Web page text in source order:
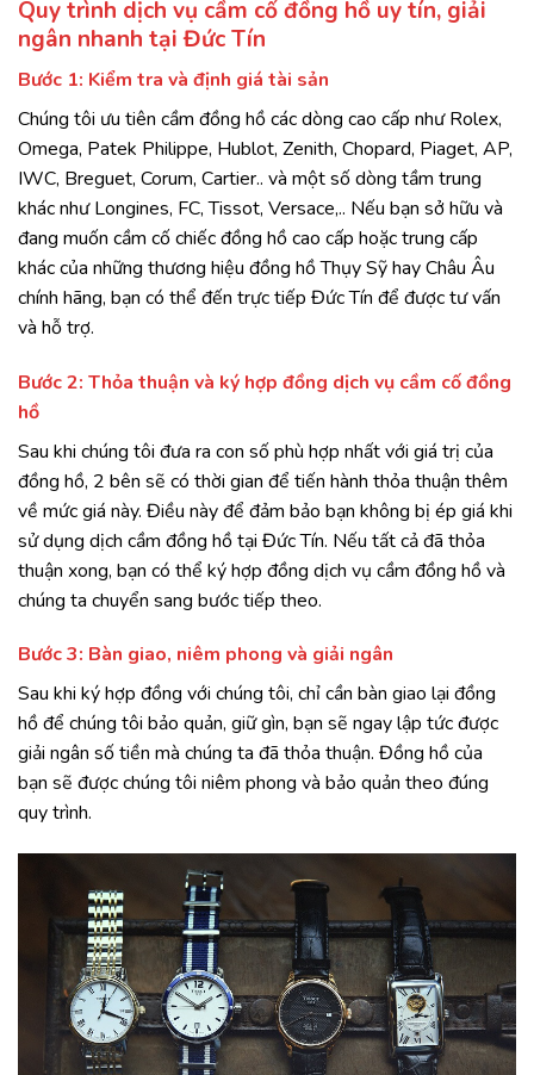
Quy trình dịch vụ cầm cố đồng hồ uy tín, giải
ngân nhanh tại Đức Tín
Bước 1: Kiểm tra và định giá tài sản
Chúng tôi ưu tiên cầm đồng hồ các dòng cao cấp như Rolex,
Omega, Patek Philippe, Hublot, Zenith, Chopard, Piaget, AP,
IWC, Breguet, Corum, Cartier.. và một số dòng tầm trung
khác như Longines, FC, Tissot, Versace,.. Nếu bạn sở hữu và
đang muốn cầm cố chiếc đồng hồ cao cấp hoặc trung cấp
khác của những thương hiệu đồng hồ Thụy Sỹ hay Châu Âu
chính hãng, bạn có thể đến trực tiếp Đức Tín để được tư vấn
và hỗ trợ.
Bước 2: Thỏa thuận và ký hợp đồng dịch vụ cầm cố đồng
hồ
Sau khi chúng tôi đưa ra con số phù hợp nhất với giá trị của
đồng hồ, 2 bên sẽ có thời gian để tiến hành thỏa thuận thêm
về mức giá này. Điều này để đảm bảo bạn không bị ép giá khi
sử dụng dịch cầm đồng hồ tại Đức Tín. Nếu tất cả đã thỏa
thuận xong, bạn có thể ký hợp đồng dịch vụ cầm đồng hồ và
chúng ta chuyển sang bước tiếp theo.
Bước 3: Bàn giao, niêm phong và giải ngân
Sau khi ký hợp đồng với chúng tôi, chỉ cần bàn giao lại đồng
hồ để chúng tôi bảo quản, giữ gìn, bạn sẽ ngay lập tức được
giải ngân số tiền mà chúng ta đã thỏa thuận. Đồng hồ của
bạn sẽ được chúng tôi niêm phong và bảo quản theo đúng
quy trình.